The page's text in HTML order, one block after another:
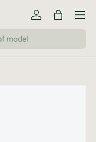
Inloggen
Tas
Menu